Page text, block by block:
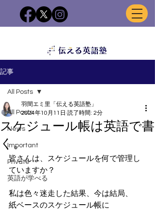
記事
All Posts
News
Important
Private
英語が学べる
All Posts
スケジュール帳は英語で書
く。
羽間エミ里「伝える英語塾」
2024年10月11日 読了時間: 2分
皆さんは、スケジュールを何で管理し
ていますか？
私は色々迷走した結果、今は結局、
紙ベースのスケジュール帳に